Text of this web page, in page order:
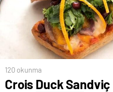
120 okunma
Crois Duck Sandviç